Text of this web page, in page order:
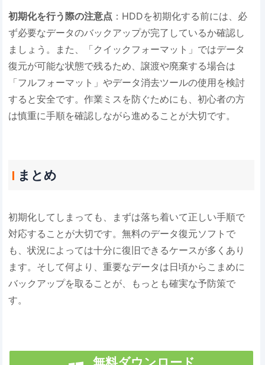
初期化を行う際の注意点 ：HDDを初期化する前には、必
ず必要なデータのバックアップが完了しているか確認し
ましょう。また、「クイックフォーマット」ではデータ
復元が可能な状態で残るため、譲渡や廃棄する場合は
「フルフォーマット」やデータ消去ツールの使用を検討
すると安全です。作業ミスを防ぐためにも、初心者の方
は慎重に手順を確認しながら進めることが大切です。
まとめ
初期化してしまっても、まずは落ち着いて正しい手順で
対応することが大切です。無料のデータ復元ソフトで
も、状況によっては十分に復旧できるケースが多くあり
ます。そして何より、重要なデータは日頃からこまめに
バックアップを取ることが、もっとも確実な予防策で
す。